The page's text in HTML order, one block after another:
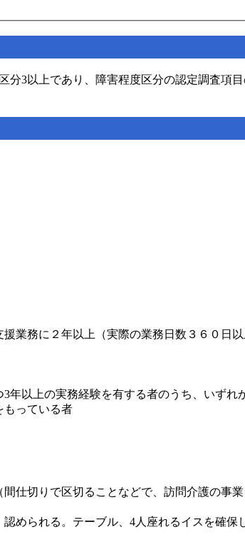
3以上であり、障害程度区分の認定調査項
業務に２年以上（実際の業務日数３６０日
以上の実務経験を有する者のうち、いずれ
もっている者
切りで区切ることなどで、訪問介護の事
められる。テーブル、4人座れるイスを確保